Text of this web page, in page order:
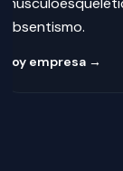
absentismo.
Soy empresa →